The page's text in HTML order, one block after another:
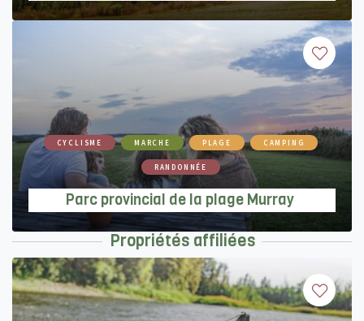
Parc provincial de la plage Murray
CYCLISME MARCHE PLAGE CAMPING
RANDONNÉE
Parc provincial de la plage Murray
Propriétés affiliées